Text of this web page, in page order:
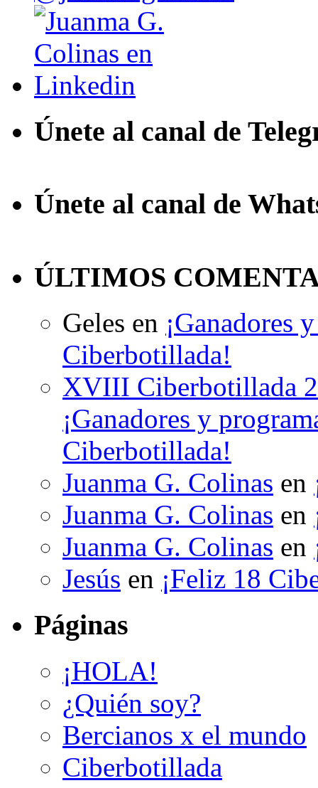
Únete al canal de
Únete al canal de
ÚLTIMOS
Geles en ¡Ganadores
Ciberbotillada!
XVIII Ciberbotillada
¡Ganadores y
Ciberbotillada!
Juanma G. Colinas en
Juanma G. Colinas en
Juanma G. Colinas en
Jesús en ¡Feliz 18
Páginas
¡HOLA!
¿Quién soy?
Bercianos x el mundo
Ciberbotillada